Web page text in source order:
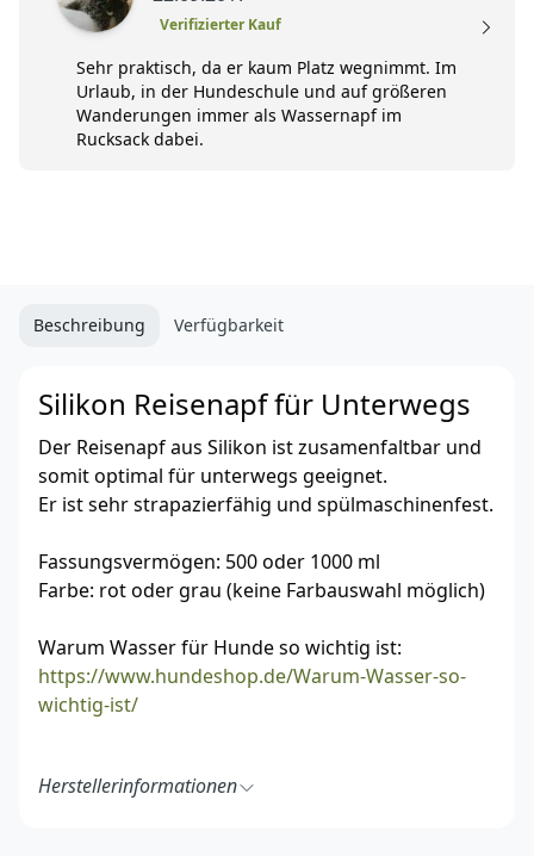
Verifizierter Kauf
Sehr praktisch, da er kaum Platz wegnimmt. Im
Urlaub, in der Hundeschule und auf größeren
Wanderungen immer als Wassernapf im
Rucksack dabei.
Beschreibung Verfügbarkeit
Silikon Reisenapf für Unterwegs
Der Reisenapf aus Silikon ist zusamenfaltbar und
somit optimal für unterwegs geeignet.
Er ist sehr strapazierfähig und spülmaschinenfest.
Fassungsvermögen: 500 oder 1000 ml
Farbe: rot oder grau (keine Farbauswahl möglich)
Warum Wasser für Hunde so wichtig ist:
https://www.hundeshop.de/Warum-Wasser-so-
wichtig-ist/
Herstellerinformationen